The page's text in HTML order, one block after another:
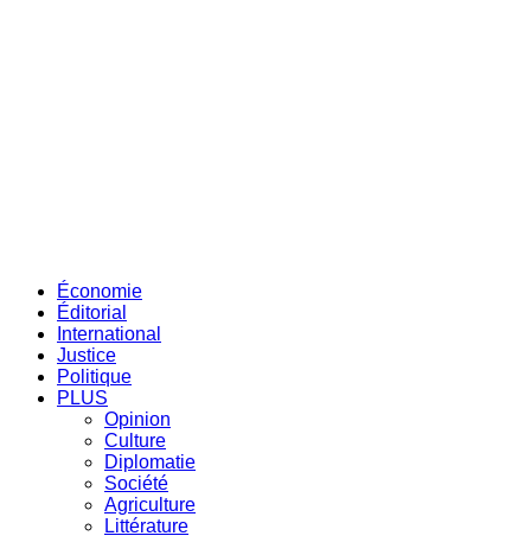
Économie
Éditorial
International
Justice
Politique
PLUS
Opinion
Culture
Diplomatie
Société
Agriculture
Littérature